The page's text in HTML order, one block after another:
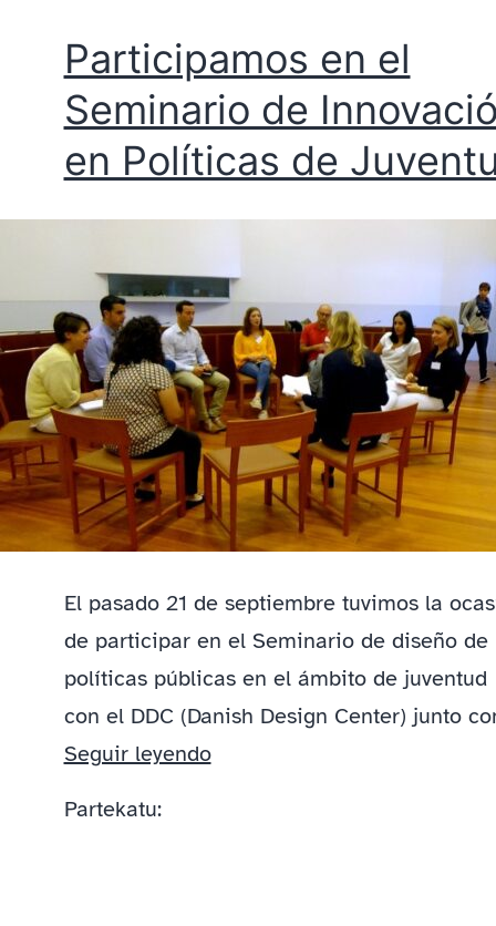
Participamos en el
Seminario de
en Políticas de
El pasado 21 de septiembre tuvimos la
de participar en el Seminario de diseño de
políticas públicas en el ámbito de juventud
con el DDC (Danish Design Center) junto
Seguir leyendoParticipamos
Partekatu: